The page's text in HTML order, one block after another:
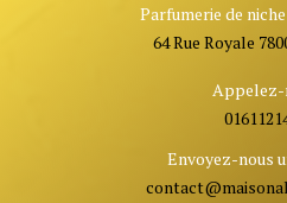
Parfumerie de
64 Rue Royale
Appelez-
Envoyez-nous
contact@ma